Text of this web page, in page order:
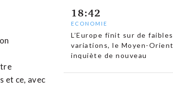
et ce, avec
18:42
ECONOMIE
L’Europe finit sur de faibles
variations, le Moyen-Orient
inquiète de nouveau